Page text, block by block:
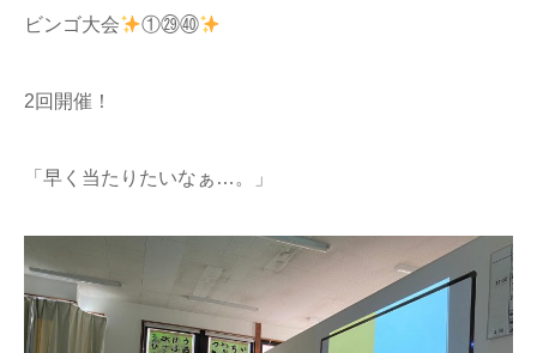
ビンゴ大会 ①㉙㊵
2回開催！
「早く当たりたいなぁ…。」